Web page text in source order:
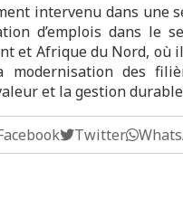
intervenu dans une
d’emplois dans le
et Afrique du Nord, où
modernisation des
et la gestion
Twitter